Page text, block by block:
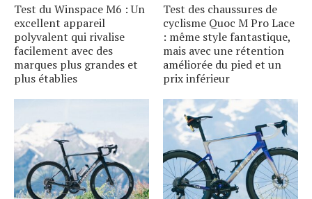
Test du Winspace M6 : Un
excellent appareil
polyvalent qui rivalise
facilement avec des
marques plus grandes et
plus établies
Test des chaussures de
cyclisme Quoc M Pro Lace
: même style fantastique,
mais avec une rétention
améliorée du pied et un
prix inférieur